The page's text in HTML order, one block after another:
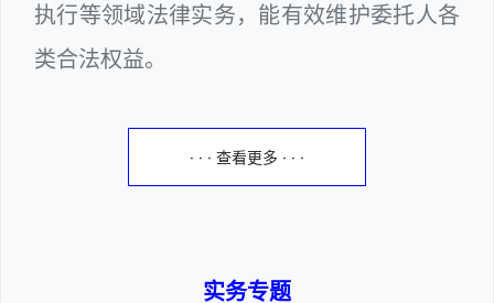
执行等领域法律实务，能有效维护委托人各
类合法权益。
· · · 查看更多 · · ·
实务专题